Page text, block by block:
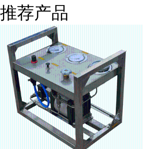
推荐产品